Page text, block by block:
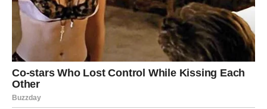
Sačekaj pet dana – toliko je potrebno da se energija
pročisti.
Posle toga videćeš da neke stvari nisu bile ni blizu onoga
što si mislio.